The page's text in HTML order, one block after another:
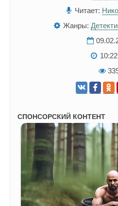
Читает:
Жанры: